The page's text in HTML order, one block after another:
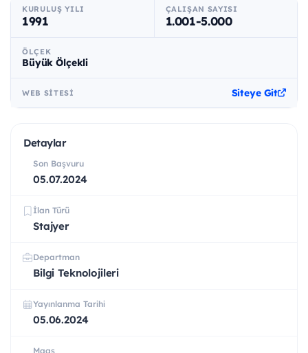
KURULUŞ YILI
1991
ÇALIŞAN SAYISI
1.001-5.000
ÖLÇEK
Büyük Ölçekli
WEB SITESI Siteye Git
Detaylar
Son Başvuru
05.07.2024
İlan Türü
Stajyer
Departman
Bilgi Teknolojileri
Yayınlanma Tarihi
05.06.2024
Maaş